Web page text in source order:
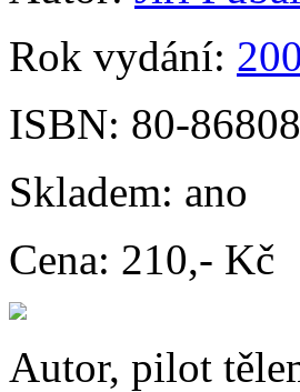
Rok vydání:
ISBN: 80-
Skladem: ano
Cena: 210,- Kč
Autor, pilot